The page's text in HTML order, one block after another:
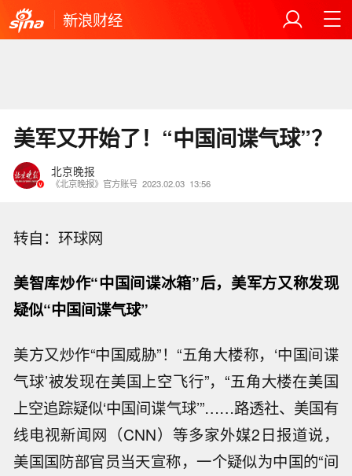
新浪财经
美军又开始了！“中国间谍气球”？
北京晚报
《北京晚报》官方账号 2023.02.03 13:56
转自：环球网
美智库炒作“中国间谍冰箱”后，美军方又称发现
疑似“中国间谍气球”
美方又炒作“中国威胁”！“五角大楼称，‘中国间谍
气球’被发现在美国上空飞行”，“五角大楼在美国
上空追踪疑似‘中国间谍气球’”……路透社、美国有
线电视新闻网（CNN）等多家外媒2日报道说，
美国国防部官员当天宣称，一个疑似为中国的“间